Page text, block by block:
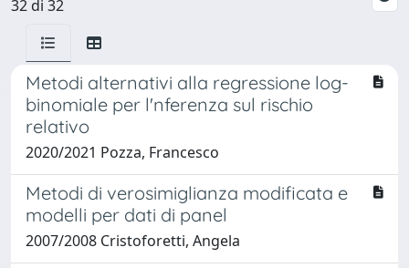
32 di 32
Metodi alternativi alla regressione log-
binomiale per l'nferenza sul rischio
relativo
2020/2021 Pozza, Francesco
Metodi di verosimiglianza modificata e
modelli per dati di panel
2007/2008 Cristoforetti, Angela